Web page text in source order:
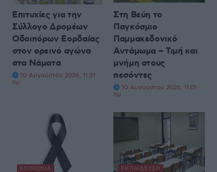
Επιτυχίες για την
Σύλλογο Δρομέων
Οδοιπόρων Εορδαίας
στον ορεινό αγώνα
στα Νάματα
10 Αυγούστου 2026, 11:31
πμ
Στη Βεύη το
Παγκόσμιο
Παμμακεδονικό
Αντάμωμα – Τιμή και
μνήμη στους
πεσόντες
10 Αυγούστου 2026, 11:01
πμ
ΚΟΙΝΩΝΊΑ ΕΚΠΑΊΔΕΥΣΗ